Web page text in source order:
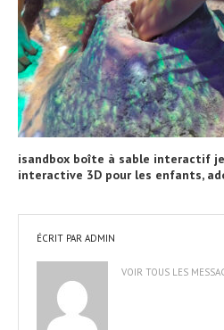
isandbox boîte à sable interactif
interactive 3D pour les enfants,
ÉCRIT PAR ADMIN
VOIR TOUS LES